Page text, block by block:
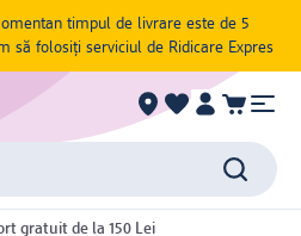
timpul de livrare este de 5
să folosiți serviciul de Ridicare Expres
gratuit de la 150 Lei